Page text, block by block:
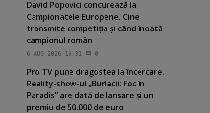
David Popovici concurează la
Campionatele Europene. Cine
transmite competiţia şi când înoată
campionul român
6 AUG 2026 16:31 0
Pro TV pune dragostea la încercare.
Reality-show-ul „Burlacii: Foc în
Paradis” are dată de lansare şi un
premiu de 50.000 de euro